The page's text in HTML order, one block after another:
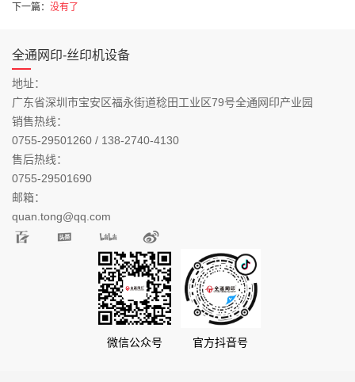
下一篇： 没有了
全通网印-丝印机设备
地址：
广东省深圳市宝安区福永街道稔田工业区79号全通网印产业园
销售热线：
0755-29501260 / 138-2740-4130
售后热线：
0755-29501690
邮箱：
quan.tong@qq.com
微信公众号 官方抖音号